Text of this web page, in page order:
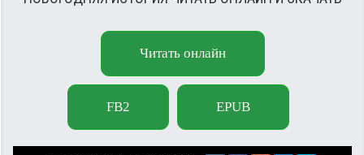
Читать онлайн
FB2 EPUB